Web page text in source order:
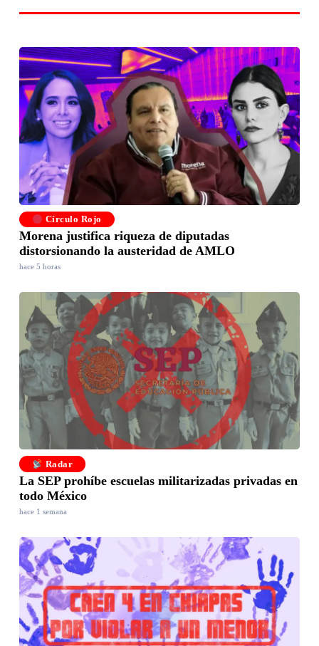
Círculo Rojo
Morena justifica riqueza de diputadas
distorsionando la austeridad de AMLO
hace 5 horas
Radar
La SEP prohíbe escuelas militarizadas privadas en
todo México
hace 1 semana